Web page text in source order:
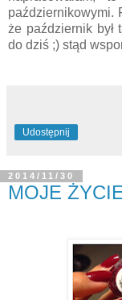
październikowymi.
że październik
do dziś ;) stąd
Udostępnij
2014/11/30
MOJE